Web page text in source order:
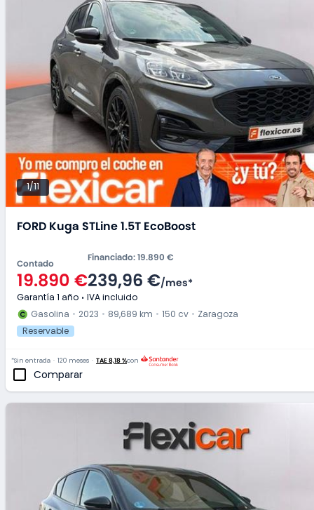
FORD Kuga STLine 1.5T EcoBoost
Contado
19.890 €
Financiado: 19.890 €
239,96 €/mes*
Garantía 1 año
IVA incluido
Gasolina
2023 89,689 km 150 cv
Zaragoza
Reservable
1/11
Comparar
*Sin entrada 120 meses TAE 8,18 %con